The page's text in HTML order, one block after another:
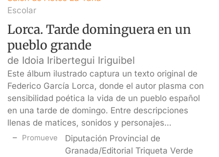
Escolar
Lorca. Tarde dominguera en un
pueblo grande
de Idoia Iribertegui Iriguibel
Este álbum ilustrado captura un texto original de
Federico García Lorca, donde el autor plasma con
sensibilidad poética la vida de un pueblo español
en una tarde de domingo. Entre descripciones
llenas de matices, sonidos y personajes…
Promueve
Diputación Provincial de
Granada/Editorial Triqueta Verde